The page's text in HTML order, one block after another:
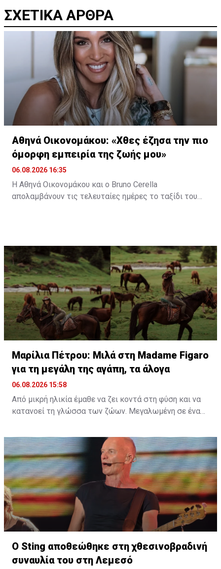
ΣΧΕΤΙΚΑ ΑΡΘΡΑ
Αθηνά Οικονομάκου: «Χθες έζησα την πιο
όμορφη εμπειρία της ζωής μου»
06.08.2026 16:35
Η Αθηνά Οικονομάκου και ο Bruno Cerella
απολαμβάνουν τις τελευταίες ημέρες το ταξίδι του
εντυπωσιακές πτεροφάλαινες.
Διαβάστε περισσότερα στο madamefigaro.cy
Διαβάστε επίσης:Μαρίλια Πέτρου: Μιλά στη Madame
Figaro για τη μεγάλη της αγάπη, τα άλογα
Μαρίλια Πέτρου: Μιλά στη Madame Figaro
για τη μεγάλη της αγάπη, τα άλογα
06.08.2026 15:58
Από μικρή ηλικία έμαθε να ζει κοντά στη φύση και να
κατανοεί τη γλώσσα των ζώων. Μεγαλωμένη σε ένα
ένας δεσμός που εξελίχθηκε σε τρόπο ζωής. Μια
ταινία, ένα παιδικό όνειρο και μια βαθιά εσωτερική
ανάγκη για ελευθερία ήταν αρκετά για να γεννηθεί μια
σχέση που θα τη σημάδευε για πάντα.
Διαβάστε περισσότερα στο madamefigaro.cy
Ο Sting αποθεώθηκε στη χθεσινοβραδινή
συναυλία του στη Λεμεσό